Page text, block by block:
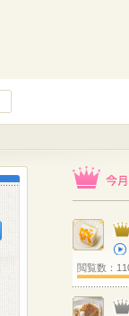
閲覧数：